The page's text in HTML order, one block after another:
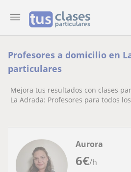
Profesores a domicilio en
particulares
Mejora tus resultados con clases
La Adrada: Profesores para todos
6€/h
Aurora